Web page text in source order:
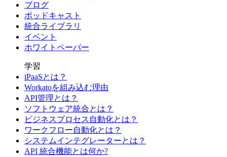
ブログ
ポッドキャスト
統合ライブラリ
イベント
ホワイトペーパー
学習
iPaaSとは？
Workatoを組み込む理由
API管理とは？
ソフトウェア統合とは？
ビジネスプロセス自動化とは？
ワークフロー自動化とは？
システムインテグレーターとは？
API 統合機能とは何か?